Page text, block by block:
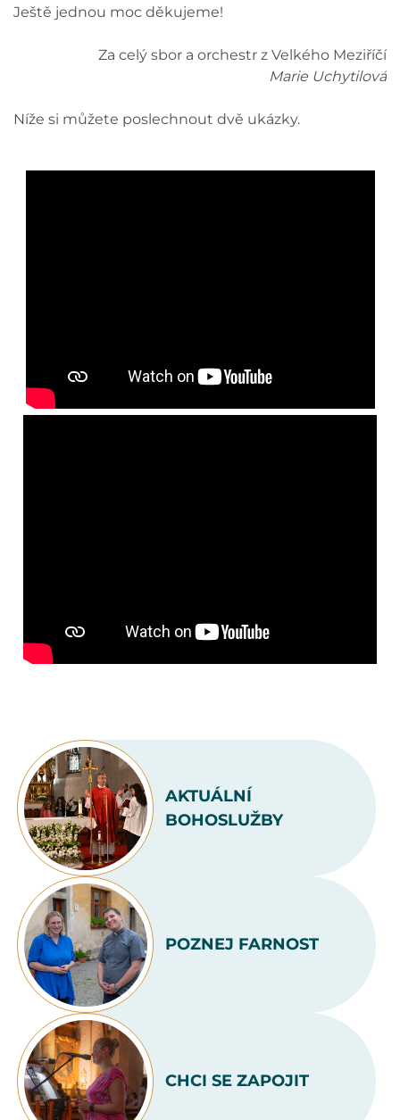
Ještě jednou moc děkujeme!
Za celý sbor a orchestr z Velkého Meziříčí
Marie Uchytilová
Níže si můžete poslechnout dvě ukázky.
AKTUÁLNÍ
BOHOSLUŽBY
POZNEJ FARNOST
CHCI SE ZAPOJIT